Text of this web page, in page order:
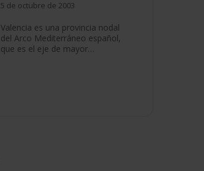
5 de octubre de 2003
Valencia es una provincia nodal
del Arco Mediterráneo español,
que es el eje de mayor…